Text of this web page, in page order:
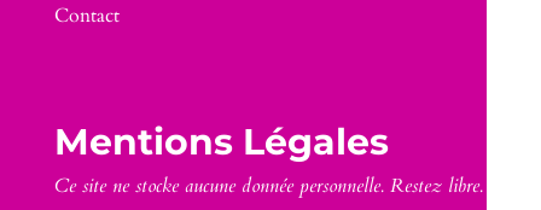
Contact
Mentions Légales
Ce site ne stocke aucune donnée personnelle. Restez libre.